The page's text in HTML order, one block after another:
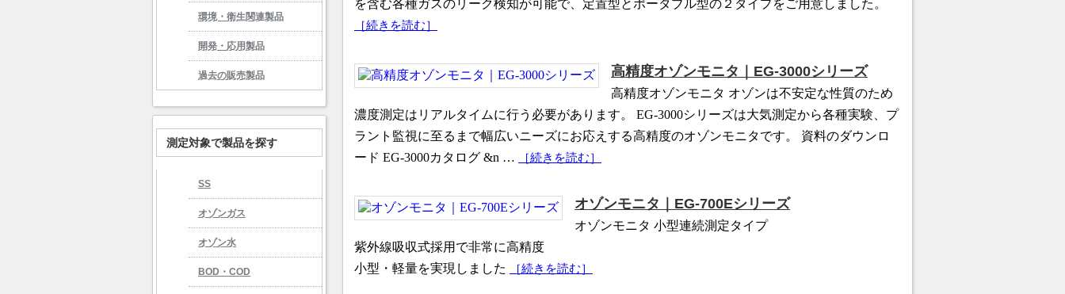
を含む各種ガスのリーク検知が可能で、定置型とポータブル型の２タイプをご用意しました。
［続きを読む］
高精度オゾンモニタ｜EG-3000シリーズ
高精度オゾンモニタ オゾンは不安定な性質のため
濃度測定はリアルタイムに行う必要があります。 EG-3000シリーズは大気測定から各種実験、プ
ラント監視に至るまで幅広いニーズにお応えする高精度のオゾンモニタです。 資料のダウンロ
ード EG-3000カタログ &n …
［続きを読む］
オゾンモニタ｜EG-700Eシリーズ
オゾンモニタ 小型連続測定タイプ
紫外線吸収式採用で非常に高精度
小型・軽量を実現しました
［続きを読む］
環境・衛生関連製品
開発・応用製品
過去の販売製品
測定対象で製品を探す
SS
オゾンガス
オゾン水
BOD・COD